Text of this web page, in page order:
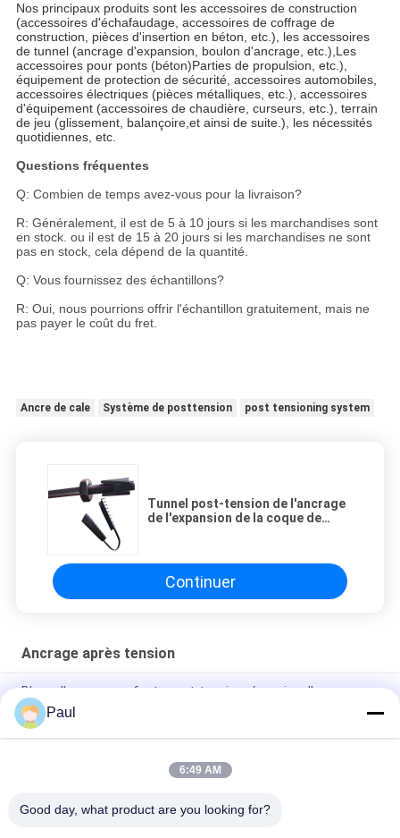
Nos principaux produits sont les accessoires de construction
(accessoires d'échafaudage, accessoires de coffrage de
construction, pièces d'insertion en béton, etc.), les accessoires
de tunnel (ancrage d'expansion, boulon d'ancrage, etc.),Les
accessoires pour ponts (béton)Parties de propulsion, etc.),
équipement de protection de sécurité, accessoires automobiles,
accessoires électriques (pièces métalliques, etc.), accessoires
d'équipement (accessoires de chaudière, curseurs, etc.), terrain
de jeu (glissement, balançoire,et ainsi de suite.), les nécessités
quotidiennes, etc.
Questions fréquentes
Q: Combien de temps avez-vous pour la livraison?
R: Généralement, il est de 5 à 10 jours si les marchandises sont
en stock. ou il est de 15 à 20 jours si les marchandises ne sont
pas en stock, cela dépend de la quantité.
Q: Vous fournissez des échantillons?
R: Oui, nous pourrions offrir l'échantillon gratuitement, mais ne
pas payer le coût du fret.
Ancre de cale Système de posttension post tensioning system
Tunnel post-tension de l'ancrage
de l'expansion de la coque de
Continuer
Ancrage après tension
Blocs d'ancrage en fonte post-tensionnés, coins d'ancrage,
pinces pour torons, ancrages plats
Cales et barillets d'ancrage pour câbles de torons
Paul
6:49 AM
Good day, what product are you looking for?